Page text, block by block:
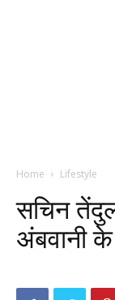
Home Lifestyle
सचिन
अंबवानी